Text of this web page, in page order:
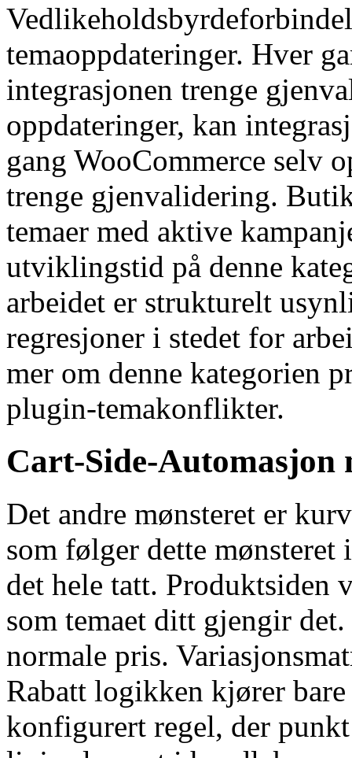
temaoppdateringer. Hver
integrasjonen trenge
oppdateringer, kan
gang WooCommerce selv
trenge gjenvalidering.
temaer med aktive
utviklingstid på denne
arbeidet er strukturelt
regresjoner i stedet for
mer om denne kategorien
plugin-temakonflikter.
Cart-Side-Automasjon
Det andre mønsteret er
som følger dette
det hele tatt. Produktsiden
som temaet ditt gjengir
normale pris.
Rabatt logikken kjører
konfigurert regel, der